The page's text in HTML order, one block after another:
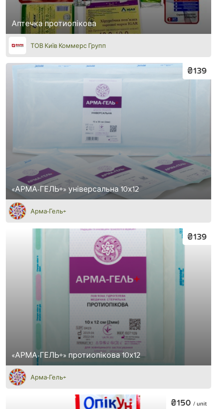
Аптечка протиопікова
ТОВ Київ Коммерс Групп
«АРМА-ГЕЛЬ+» універсальна 10х12
₴139
Арма-Гель+
«АРМА-ГЕЛЬ+» протиопікова 10х12
₴139
Арма-Гель+
₴150 / unit